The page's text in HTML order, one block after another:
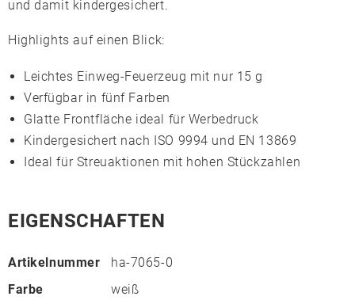
und damit kindergesichert.
Highlights auf einen Blick:
Leichtes Einweg-Feuerzeug mit nur 15 g
Verfügbar in fünf Farben
Glatte Frontfläche ideal für Werbedruck
Kindergesichert nach ISO 9994 und EN 13869
Ideal für Streuaktionen mit hohen Stückzahlen
EIGENSCHAFTEN
Artikelnummer
ha-7065-0
Farbe
weiß